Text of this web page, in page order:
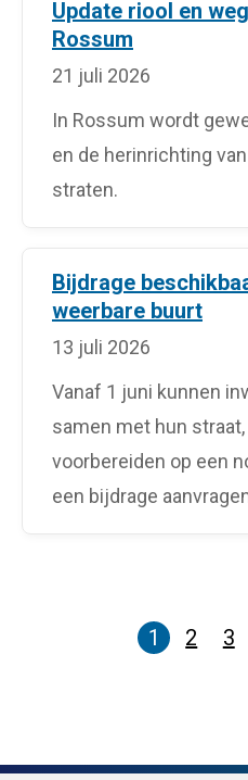
Update riool en
Rossum
21 juli 2026
In Rossum wordt
en de herinrichting
straten.
Bijdrage
weerbare buurt
13 juli 2026
Vanaf 1 juni kunnen
samen met hun
voorbereiden op een
een bijdrage
1
Pagina
2 3